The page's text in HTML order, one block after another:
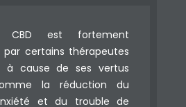
CBD est fortement
certains thérapeutes
à cause de ses vertus
la réduction du
et du trouble de